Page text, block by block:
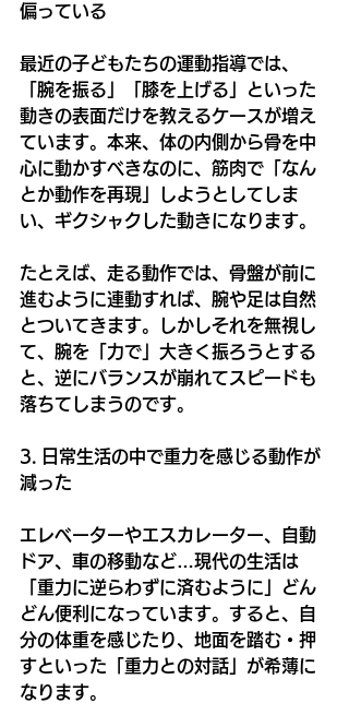
偏っている
最近の子どもたちの運動指導では、
「腕を振る」「膝を上げる」といった
動きの表面だけを教えるケースが増え
ています。本来、体の内側から骨を中
心に動かすべきなのに、筋肉で「なん
とか動作を再現」しようとしてしま
い、ギクシャクした動きになります。
たとえば、走る動作では、骨盤が前に
進むように連動すれば、腕や足は自然
とついてきます。しかしそれを無視し
て、腕を「力で」大きく振ろうとする
と、逆にバランスが崩れてスピードも
落ちてしまうのです。
3. 日常生活の中で重力を感じる動作が
減った
エレベーターやエスカレーター、自動
ドア、車の移動など…現代の生活は
「重力に逆らわずに済むように」どん
どん便利になっています。すると、自
分の体重を感じたり、地面を踏む・押
すといった「重力との対話」が希薄に
なります。